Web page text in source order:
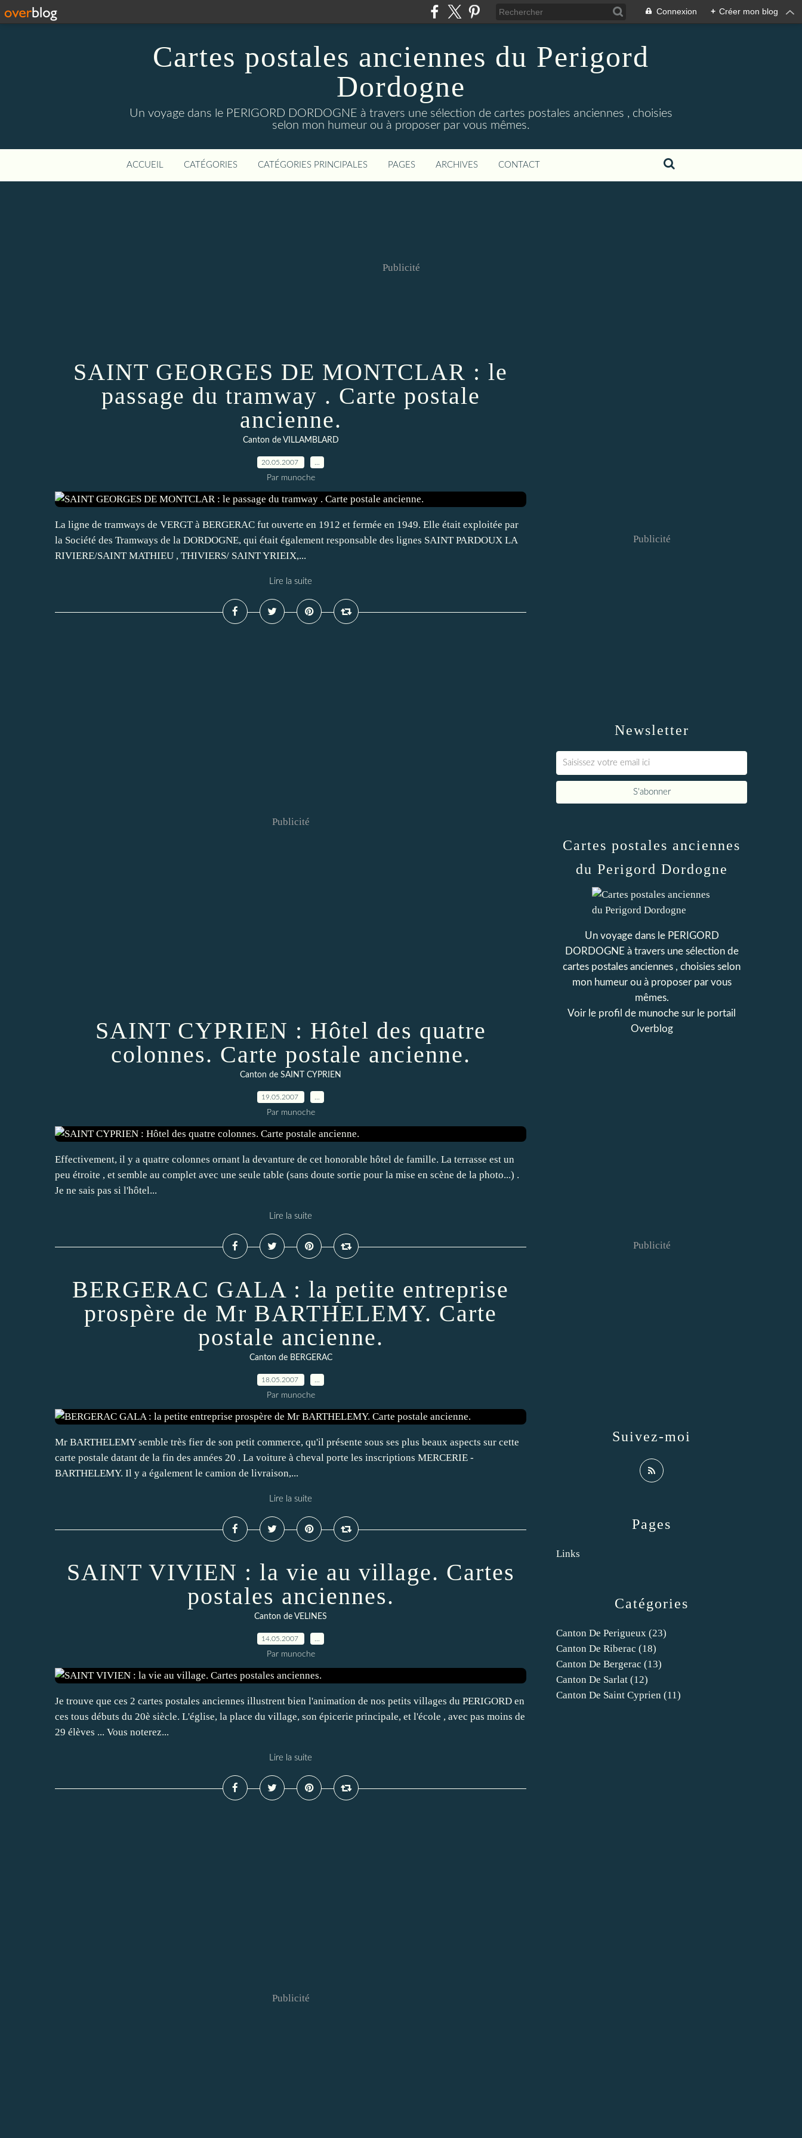
Connexion + Créer mon blog
Cartes postales anciennes du Perigord
Dordogne
Un voyage dans le PERIGORD DORDOGNE à travers une sélection de cartes postales anciennes , choisies
selon mon humeur ou à proposer par vous mêmes.
ACCUEIL CATÉGORIES CATÉGORIES PRINCIPALES PAGES ARCHIVES CONTACT
Publicité
SAINT GEORGES DE MONTCLAR : le
passage du tramway . Carte postale
ancienne.
Canton de VILLAMBLARD
20.05.2007
Par munoche
La ligne de tramways de VERGT à BERGERAC fut ouverte en 1912 et fermée en 1949. Elle était exploitée par
la Société des Tramways de la DORDOGNE, qui était également responsable des lignes SAINT PARDOUX LA
RIVIERE/SAINT MATHIEU , THIVIERS/ SAINT YRIEIX,...
Lire la suite
Publicité
SAINT CYPRIEN : Hôtel des quatre
colonnes. Carte postale ancienne.
Canton de SAINT CYPRIEN
19.05.2007
Par munoche
Effectivement, il y a quatre colonnes ornant la devanture de cet honorable hôtel de famille. La terrasse est un
peu étroite , et semble au complet avec une seule table (sans doute sortie pour la mise en scène de la photo...) .
Je ne sais pas si l'hôtel...
Lire la suite
BERGERAC GALA : la petite entreprise
prospère de Mr BARTHELEMY. Carte
postale ancienne.
Canton de BERGERAC
18.05.2007
Par munoche
Mr BARTHELEMY semble très fier de son petit commerce, qu'il présente sous ses plus beaux aspects sur cette
carte postale datant de la fin des années 20 . La voiture à cheval porte les inscriptions MERCERIE -
BARTHELEMY. Il y a également le camion de livraison,...
Lire la suite
SAINT VIVIEN : la vie au village. Cartes
postales anciennes.
Canton de VELINES
14.05.2007
Par munoche
Je trouve que ces 2 cartes postales anciennes illustrent bien l'animation de nos petits villages du PERIGORD en
ces tous débuts du 20è siècle. L'église, la place du village, son épicerie principale, et l'école , avec pas moins de
29 élèves ... Vous noterez...
Lire la suite
Publicité
Newsletter
Publicité
Catégories
Canton De Perigueux (23)
Canton De Riberac (18)
Canton De Bergerac (13)
Canton De Sarlat (12)
Canton De Saint Cyprien (11)
Pages
Links
Cartes postales anciennes
du Perigord Dordogne
Un voyage dans le PERIGORD
DORDOGNE à travers une sélection de
cartes postales anciennes , choisies selon
mon humeur ou à proposer par vous
mêmes.
Voir le profil de munoche sur le portail
Overblog
Suivez-moi
Publicité